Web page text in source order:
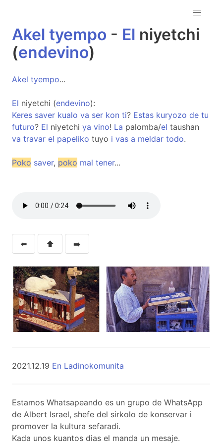
Akel tyempo - El niyetchi
(endevino)
Akel tyempo...
El niyetchi (endevino):
Keres saver kualo va ser kon ti? Estas kuryozo de tu
futuro? El niyetchi ya vino! La palomba/el taushan
va travar el papeliko tuyo i vas a meldar todo.
Poko saver, poko mal tener...
⬅️ ⬆️ ➡️
2021.12.19 En Ladinokomunita
Estamos Whatsapeando es un grupo de WhatsApp
de Albert Israel, shefe del sirkolo de konservar i
promover la kultura sefaradi.
Kada unos kuantos dias el manda un mesaje.